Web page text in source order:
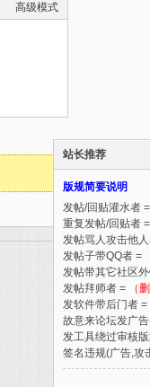
高级模式
站长推荐
版规简要说明
发帖/回贴灌水者 =
重复发帖/回贴者 =
发帖骂人攻击他
发帖子带QQ者 =
发帖带其它社区
发帖拜师者 =
（
发软件带后门者 =
故意来论坛发广
发工具绕过审核
签名违规(广告,攻